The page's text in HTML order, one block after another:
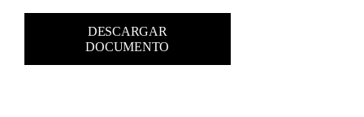
DESCARGAR
DOCUMENTO